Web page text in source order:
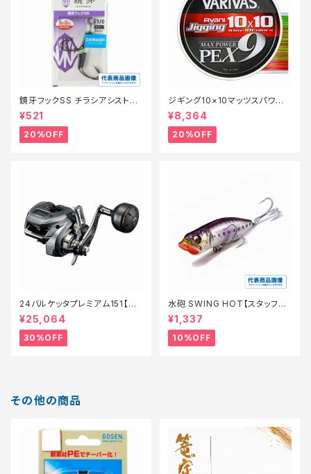
鏡牙フックSS チラシアシスト
【特価仕掛】【20】
¥521
20%OFF
ジギング10×10マッツスパワーP
PEX9 300m 2号【特価仕掛】
【20】
¥8,364
20%OFF
24バルケッタプレミアム151【特
価リール】【30】
¥25,064
30%OFF
水砲 SWING HOT【スタッフ永
徳夏のチニングオススメルアー】
¥1,337
10%OFF
その他の商品